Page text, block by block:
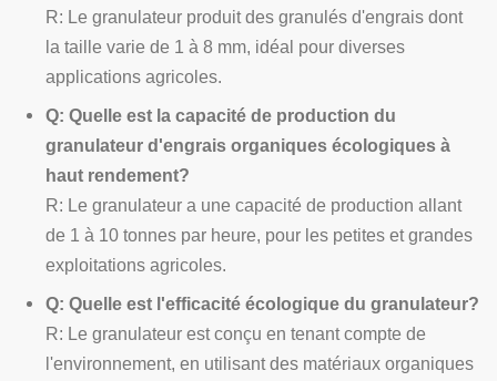
R: Le granulateur produit des granulés d'engrais dont
la taille varie de 1 à 8 mm, idéal pour diverses
applications agricoles.
Q: Quelle est la capacité de production du
granulateur d'engrais organiques écologiques à
haut rendement?
R: Le granulateur a une capacité de production allant
de 1 à 10 tonnes par heure, pour les petites et grandes
exploitations agricoles.
Q: Quelle est l'efficacité écologique du granulateur?
R: Le granulateur est conçu en tenant compte de
l'environnement, en utilisant des matériaux organiques